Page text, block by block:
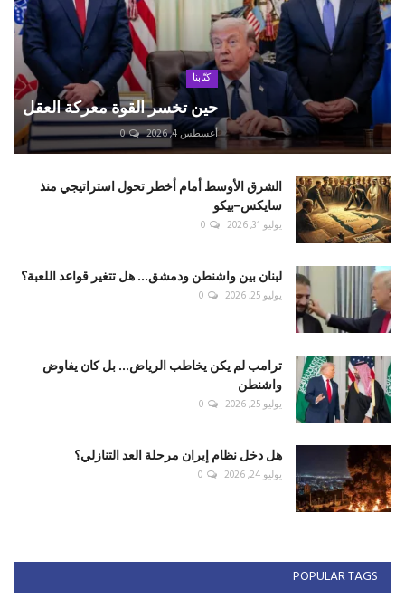
كتّابنا
حين تخسر القوة معركة العقل
أغسطس 4, 2026 0
الشرق الأوسط أمام أخطر تحول استراتيجي منذ
سايكس–بيكو
يوليو 31, 2026 0
لبنان بين واشنطن ودمشق... هل تتغير قواعد اللعبة؟
يوليو 25, 2026 0
ترامب لم يكن يخاطب الرياض... بل كان يفاوض
واشنطن
يوليو 25, 2026 0
هل دخل نظام إيران مرحلة العد التنازلي؟
يوليو 24, 2026 0
POPULAR TAGS